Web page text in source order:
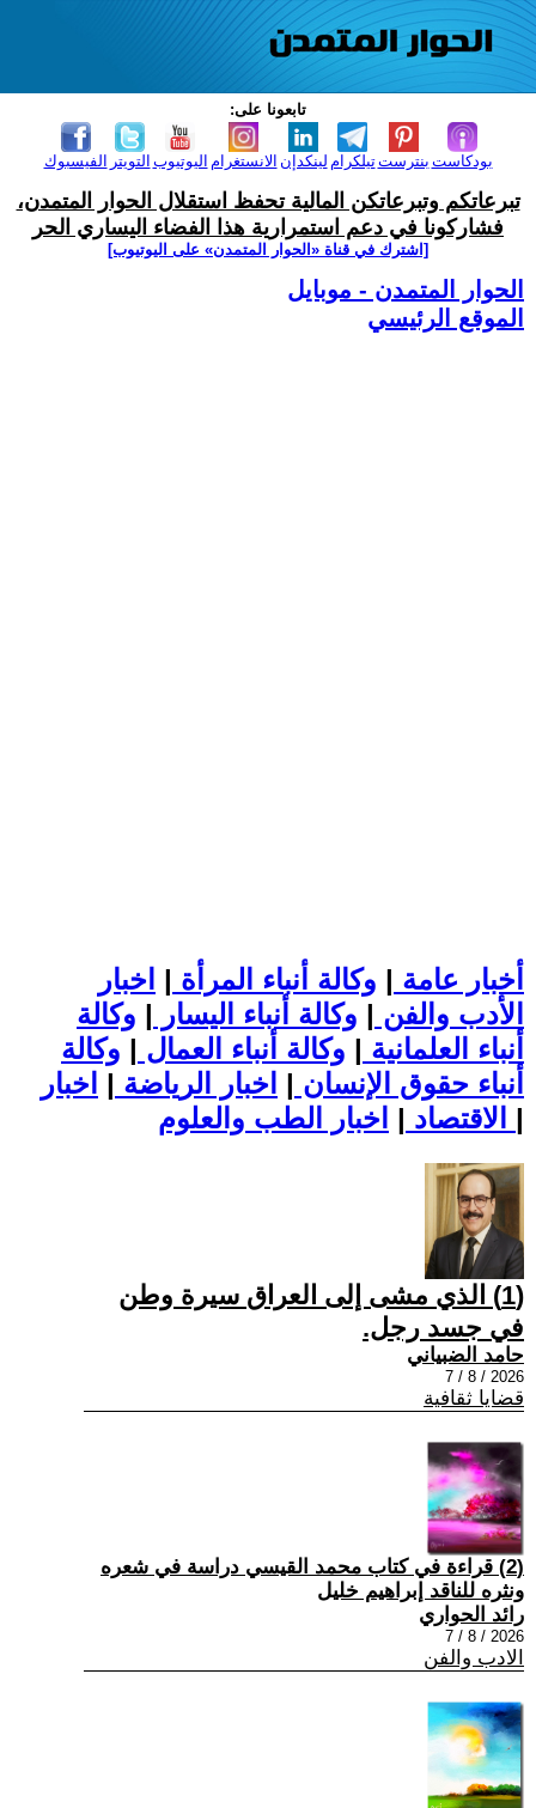
تابعونا على:
الفيسبوك التويتر اليوتيوب الانستغرام لينكدإن تيلكرامبنترست بودكاست
تبرعاتكم وتبرعاتكن المالية تحفظ استقلال الحوار المتمدن،
فشاركونا في دعم استمرارية هذا الفضاء اليساري الحر
[اشترك في قناة ‫«الحوار المتمدن» على اليوتيوب]
الحوار المتمدن - موبايل
الموقع الرئيسي
أخبار عامة | وكالة أنباء المرأة | اخبار
الأدب والفن | وكالة أنباء اليسار | وكالة
أنباء العلمانية | وكالة أنباء العمال | وكالة
أنباء حقوق الإنسان | اخبار الرياضة | اخبار
الاقتصاد | |
(1) الذي مشى إلى العراق سيرة وطن
في جسد رجل.
حامد الضبياني
2026 / 8 / 7
قضايا ثقافية
(2) قراءة في كتاب محمد القيسي دراسة في شعره
ونثره للناقد إبراهيم خليل
رائد الحواري
2026 / 8 / 7
الادب والفن